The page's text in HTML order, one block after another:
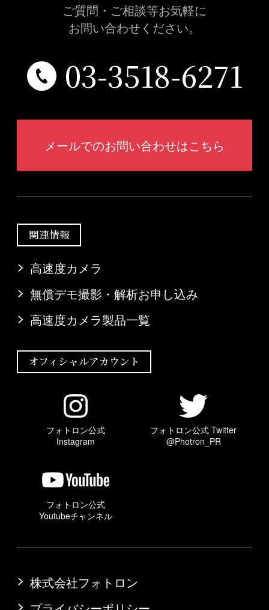
ご質問・ご相談等お気軽に
お問い合わせください。
03-3518-6271
メールでのお問い合わせはこちら
関連情報
高速度カメラ
無償デモ撮影・解析お申し込み
高速度カメラ製品一覧
オフィシャルアカウント
フォトロン公式
Instagram
フォトロン公式 Twitter
@Photron_PR
フォトロン公式
Youtubeチャンネル
株式会社フォトロン